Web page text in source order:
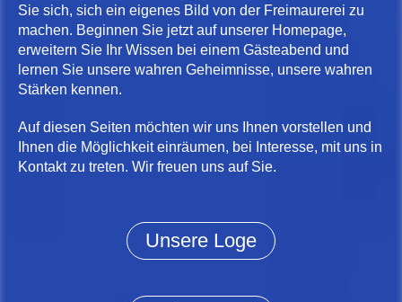
Sie sich, sich ein eigenes Bild von der Freimaurerei zu
machen. Beginnen Sie jetzt auf unserer Homepage,
erweitern Sie Ihr Wissen bei einem Gästeabend und
lernen Sie unsere wahren Geheimnisse, unsere wahren
Stärken kennen.
Auf diesen Seiten möchten wir uns Ihnen vorstellen und
Ihnen die Möglichkeit einräumen, bei Interesse, mit uns in
Kontakt zu treten. Wir freuen uns auf Sie.
Unsere Loge